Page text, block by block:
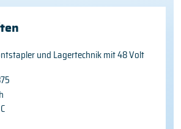
und Lagertechnik mit 48 Volt